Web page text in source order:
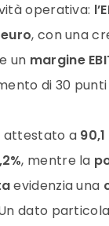
operativa:
, con una
un margine
di 30
attestato a
, mentre la
evidenzia una
dato